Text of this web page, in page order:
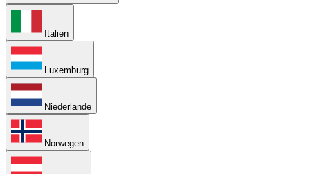
Italien
Luxemburg
Niederlande
Norwegen